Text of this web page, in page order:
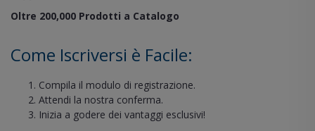
Oltre 200,000 Prodotti a Catalogo
Come Iscriversi è Facile:
Compila il modulo di registrazione.
Attendi la nostra conferma.
Inizia a godere dei vantaggi esclusivi!